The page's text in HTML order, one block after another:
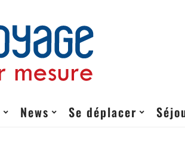
News Se déplacer